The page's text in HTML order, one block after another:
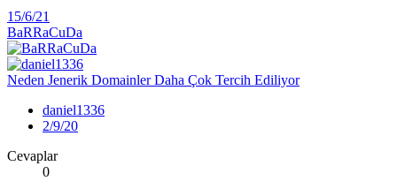
15/6/21
BaRRaCuDa
Neden Jenerik Domainler Daha Çok Tercih Ediliyor
daniel1336
2/9/20
Cevaplar
0